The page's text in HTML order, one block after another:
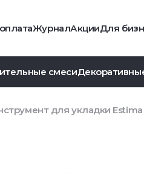
ЖурналАкцииДля
смеси
для укладки